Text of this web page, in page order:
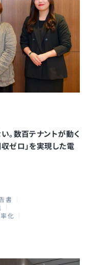
。数百テナントが動く
ゼロ」を実現した電
書
化